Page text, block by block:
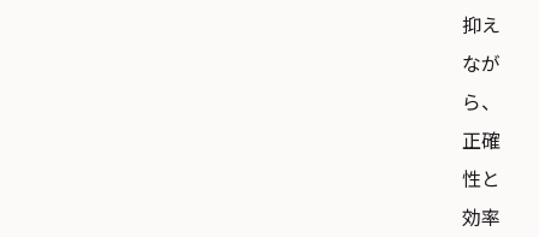
抑え
なが
ら、
正確
性と
効率